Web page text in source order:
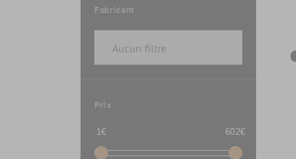
Fabricant
Prix
1€ 602€